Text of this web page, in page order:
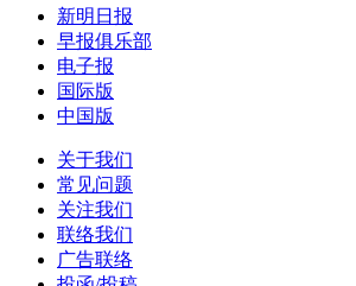
新明日报
早报俱乐部
电子报
国际版
中国版
关于我们
常见问题
关注我们
联络我们
广告联络